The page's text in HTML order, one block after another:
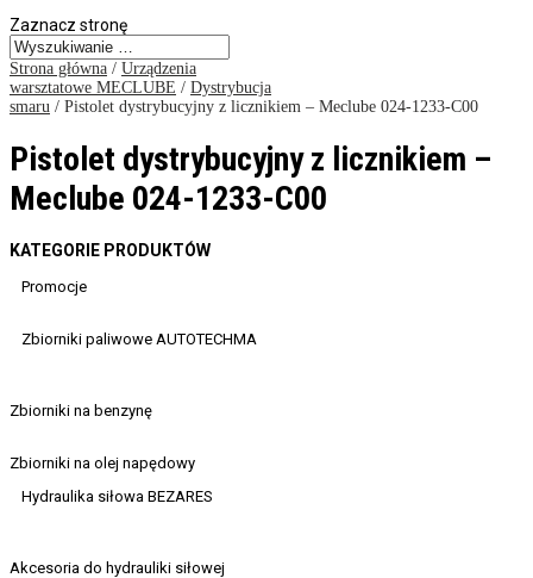
Zaznacz stronę
Strona główna / Urządzenia
warsztatowe MECLUBE / Dystrybucja
smaru / Pistolet dystrybucyjny z licznikiem – Meclube 024-1233-C00
Pistolet dystrybucyjny z licznikiem –
Meclube 024-1233-C00
KATEGORIE PRODUKTÓW
Promocje
Zbiorniki paliwowe AUTOTECHMA
Zbiorniki na benzynę
Zbiorniki na olej napędowy
Hydraulika siłowa BEZARES
Akcesoria do hydrauliki siłowej